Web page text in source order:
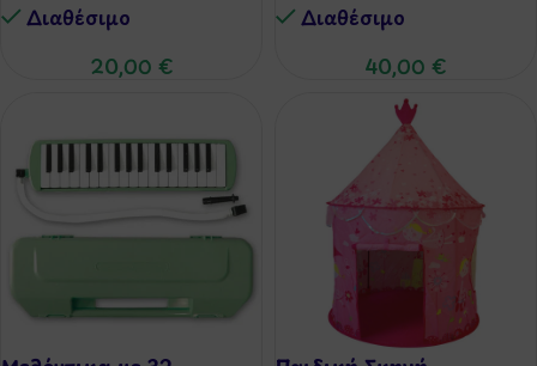
Διαθέσιμo
20,00 €
Διαθέσιμo
40,00 €